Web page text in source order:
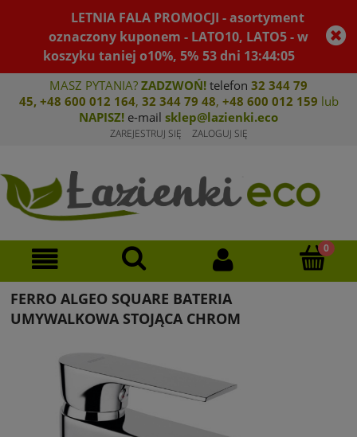
LETNIA FALA PROMOCJI - asortyment
oznaczony kuponem - LATO10, LATO5 - w
koszyku taniej o10%, 5% 53dni 13:44:04
MASZ PYTANIA? ZADZWOŃ! telefon 32 344 79
45, +48 600 012 164, 32 344 79 48, +48 600 012 159 lub
NAPISZ! e-mail sklep@lazienki.eco
ZAREJESTRUJ SIĘ ZALOGUJ SIĘ
FERRO ALGEO SQUARE BATERIA
UMYWALKOWA STOJĄCA CHROM